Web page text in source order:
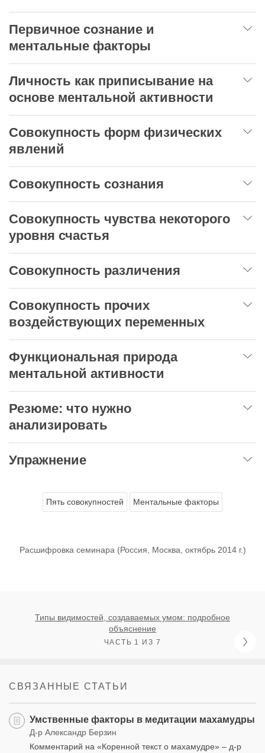
Первичное сознание и
ментальные факторы
Личность как приписывание на
основе ментальной активности
Совокупность форм физических
явлений
Совокупность сознания
Совокупность чувства некоторого
уровня счастья
Совокупность различения
Совокупность прочих
воздействующих переменных
Функциональная природа
ментальной активности
Резюме: что нужно
анализировать
Упражнение
Пять совокупностей Ментальные факторы
Расшифровка семинара (Россия, Москва, октябрь 2014 г.)
Типы видимостей, создаваемых умом: подробное
объяснение
ЧАСТЬ 1 ИЗ 7
СВЯЗАННЫЕ СТАТЬИ
Умственные факторы в медитации махамудры
Д-р Александр Берзин
Комментарий на «Коренной текст о махамудре» – д-р